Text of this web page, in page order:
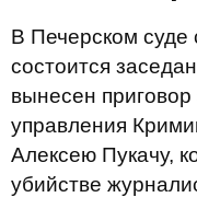
В Печерском суде
состоится
вынесен приговор
управления
Алексею Пукачу,
убийстве